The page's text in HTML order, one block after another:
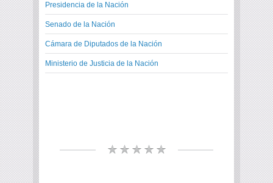
Presidencia de la Nación
Senado de la Nación
Cámara de Diputados de la Nación
Ministerio de Justicia de la Nación